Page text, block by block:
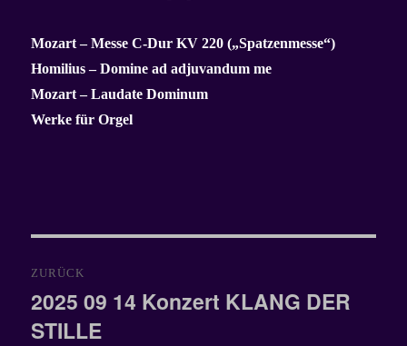
Mozart – Messe C-Dur KV 220 („Spatzenmesse“)
Homilius – Domine ad adjuvandum me
Mozart – Laudate Dominum
Werke für Orgel
ZURÜCK
Vorheriger
Beitrag:
2025 09 14 Konzert KLANG DER
STILLE